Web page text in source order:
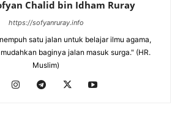
Chalid bin Idham Ruray
https://sofyanruray.info
satu jalan untuk belajar ilmu agama,
baginya jalan masuk surga." (HR.
Muslim)